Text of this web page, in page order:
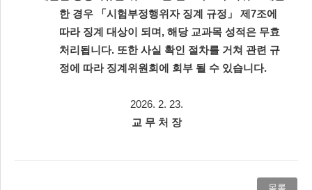
한 경우
「 시험부정행위자 징계 규정 」 제 7조에
따라 징계 대상이 되며 , 해당 교과목 성적은 무효
처리됩니다. 또한 사실 확인 절차를 거쳐 관련 규
정에 따라 징계위원회에 회부 될 수 있습니다.
2026. 2. 23.
교 무 처 장
목록